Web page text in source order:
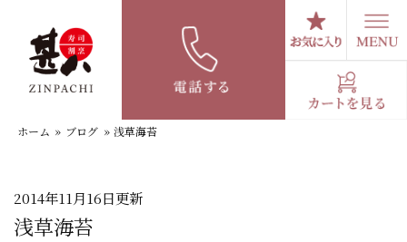
スタッフブログ
ホーム » ブログ » 浅草海苔
2014年11月16日更新
浅草海苔